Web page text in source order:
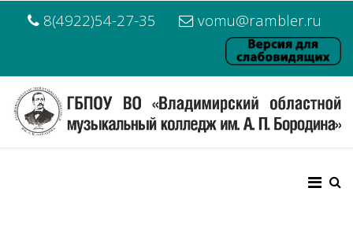
8(4922)54-27-35 vomu@rambler.ru